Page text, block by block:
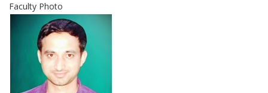
Faculty Photo